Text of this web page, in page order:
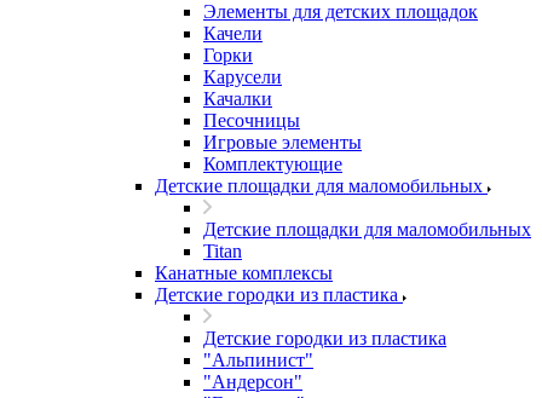
Элементы для детских площадок
Качели
Горки
Карусели
Качалки
Песочницы
Игровые элементы
Комплектующие
Детские площадки для маломобильных
Детские площадки для маломобильных
Titan
Канатные комплексы
Детские городки из пластика
Детские городки из пластика
"Альпинист"
"Андерсон"